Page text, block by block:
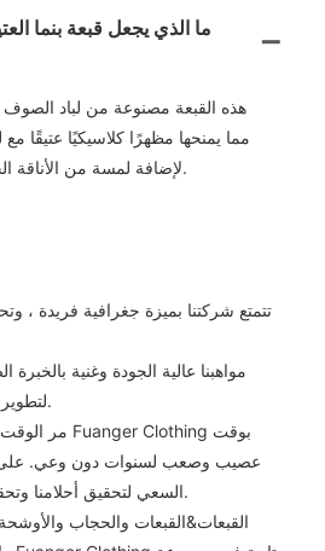
ما الذي يجعل قبعة بنما
هذه القبعة مصنوعة من لباد الصوف
مما يمنحها مظهرًا كلاسيكيًا عتيقًا
لإضافة لمسة من الأناقة الخالدة إلى أي ملابس.
لتطوير شركتنا على المدى الطويل.
عصيب وصعب لسنوات دون وعي. على
السعي لتحقيق أحلامنا وتحقيق اختراق الذات باستمرار.
القبعات&القبعات والحجاب